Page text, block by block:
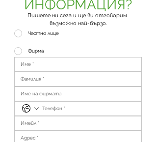
ИНФОРМАЦИЯ?
Пишете ни сега и ще ви отговорим
възможно най-бързо.
Частно лице
Фирма